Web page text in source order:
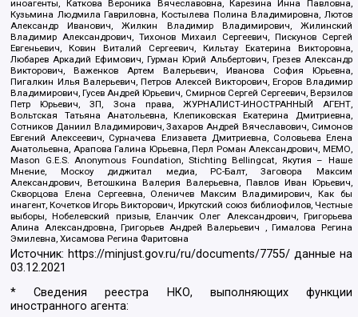
иноагенты, Каткова Вероника Вячеславовна, Карезина Инна Павловна,
Кузьмина Людмила Гавриловна, Костылева Полина Владимировна, Лютов
Александр Иванович, Жилкин Владимир Владимирович, Жилинский
Владимир Александрович, Тихонов Михаил Сергеевич, Пискунов Сергей
Евгеньевич, Ковин Виталий Сергеевич, Кильтау Екатерина Викторовна,
Любарев Аркадий Ефимович, Гурман Юрий Альбертович, Грезев Александр
Викторович, Важенков Артем Валерьевич, Иванова София Юрьевна,
Пигалкин Илья Валерьевич, Петров Алексей Викторович, Егоров Владимир
Владимирович, Гусев Андрей Юрьевич, Смирнов Сергей Сергеевич, Верзилов
Петр Юрьевич, ЗП, Зона права, ЖУРНАЛИСТ-ИНОСТРАННЫЙ АГЕНТ,
Вольтская Татьяна Анатольевна, Клепиковская Екатерина Дмитриевна,
Сотников Даниил Владимирович, Захаров Андрей Вячеславович, Симонов
Евгений Алексеевич, Сурначева Елизавета Дмитриевна, Соловьева Елена
Анатольевна, Арапова Галина Юрьевна, Перл Роман Александрович, МЕМО,
Mason G.E.S. Anonymous Foundation, Stichting Bellingcat, Якутия – Наше
Мнение, Москоу диджитал медиа, РС-Балт, Заговора Максим
Александрович, Ветошкина Валерия Валерьевна, Павлов Иван Юрьевич,
Скворцова Елена Сергеевна, Оленичев Максим Владимирович, Как бы
инагент, Кочетков Игорь Викторович, Иркутский союз библиофилов, Честные
выборы, Нобелевский призыв, Еланчик Олег Александрович, Григорьева
Алина Александровна, Григорьев Андрей Валерьевич , Гималова Регина
Эмилевна, Хисамова Регина Фаритовна
Источник: https://minjust.gov.ru/ru/documents/7755/ данные на
03.12.2021
* Сведения реестра НКО, выполняющих функции
иностранного агента: